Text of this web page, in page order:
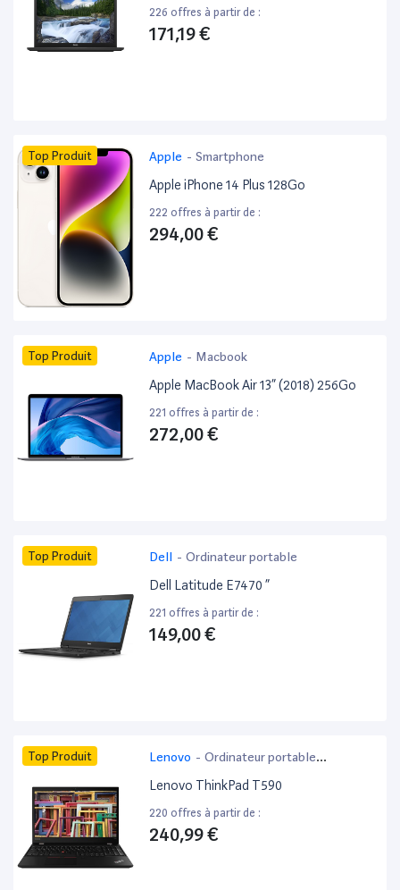
226 offres à partir de :
171,19 €
Top Produit Apple - Smartphone
Apple iPhone 14 Plus 128Go
222 offres à partir de :
294,00 €
Top Produit Apple - Macbook
Apple MacBook Air 13” (2018) 256Go
221 offres à partir de :
272,00 €
Top Produit Dell - Ordinateur portable
Dell Latitude E7470 ”
221 offres à partir de :
149,00 €
Top Produit Lenovo - Ordinateur portable
bureautique
Lenovo ThinkPad T590
220 offres à partir de :
240,99 €